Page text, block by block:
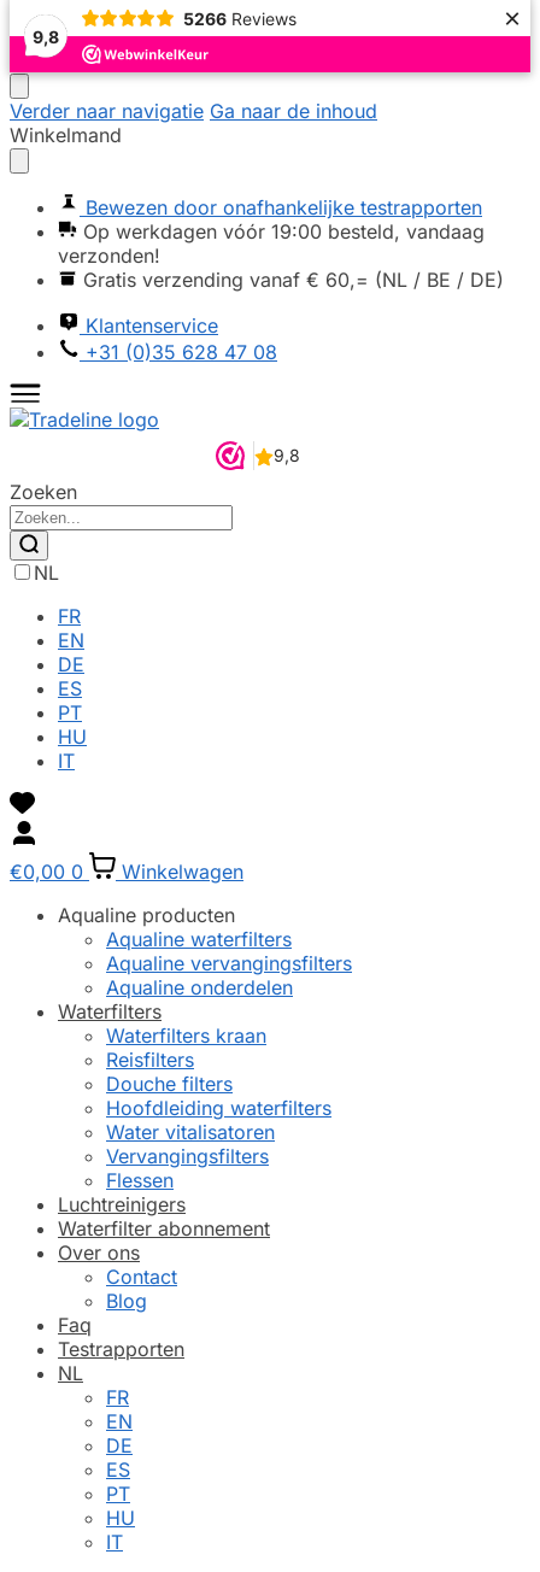
9,8
5266 Reviews ×
Verder naar navigatie Ga naar de inhoud
Winkelmand
Bewezen door onafhankelijke testrapporten
Op werkdagen vóór 19:00 besteld, vandaag
verzonden!
Gratis verzending vanaf € 60,= (NL / BE / DE)
Klantenservice
+31 (0)35 628 47 08
Zoeken
NL
FR
EN
DE
ES
PT
HU
IT
€0,00 0
Winkelwagen
Aqualine producten
Aqualine waterfilters
Aqualine vervangingsfilters
Aqualine onderdelen
Waterfilters
Waterfilters kraan
Reisfilters
Douche filters
Hoofdleiding waterfilters
Water vitalisatoren
Vervangingsfilters
Flessen
Luchtreinigers
Waterfilter abonnement
Over ons
Contact
Blog
Faq
Testrapporten
NL
FR
EN
DE
ES
PT
HU
IT